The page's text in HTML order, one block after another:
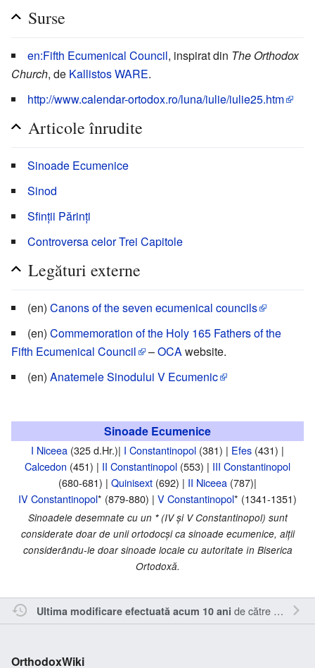
Surse
en:Fifth Ecumenical Council, inspirat din The Orthodox
Church, de Kallistos WARE.
http://www.calendar-ortodox.ro/luna/iulie/iulie25.htm
Articole înrudite
Sinoade Ecumenice
Sinod
Sfinții Părinți
Controversa celor Trei Capitole
Legături externe
(en) Canons of the seven ecumenical councils
(en) Commemoration of the Holy 165 Fathers of the
Fifth Ecumenical Council
–OCA website.
(en) Anatemele Sinodului V Ecumenic
Sinoade Ecumenice
I Niceea (325 d.Hr.)| I Constantinopol (381) | Efes (431) |
Calcedon (451) | II Constantinopol (553) | III Constantinopol
(680-681) | Quinisext (692) | II Niceea (787)|
IV Constantinopol* (879-880) | V Constantinopol* (1341-1351)
Sinoadele desemnate cu un *(IV şi V Constantinopol) sunt
considerate doar de unii ortodocşi ca sinoade ecumenice, alţii
considerându-le doar sinoade locale cu autoritate în Biserica
Ortodoxă.
Ultima modificare efectuată acum 10 ani de către Sîmbotin
OrthodoxWiki